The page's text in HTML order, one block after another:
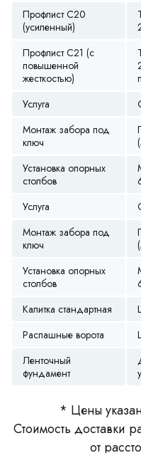
Профлист С20
(усиленный)
Профлист С21 (с
повышенной
жесткостью)
Услуга
Монтаж забора под
ключ
Установка опорных
столбов
Услуга
Монтаж забора под
ключ
Установка опорных
столбов
Калитка стандартная
Распашные ворота
Ленточный
фундамент
* Цены
Стоимость доставки
от